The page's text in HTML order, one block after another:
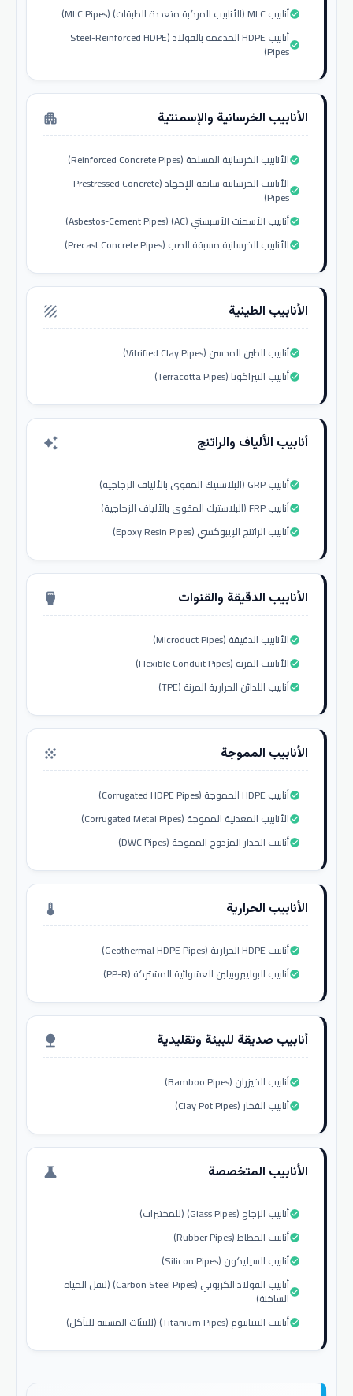
أنابيب MLC (الأنابيب المركبة متعددة الطبقات) (MLC Pipes)check_circle
أنابيب HDPE المدعمة بالفولاذ (Steel-Reinforced HDPE
Pipes)check_circle
الأنابيب الخرسانية والإسمنتية apartment
الأنابيب الخرسانية المسلحة (Reinforced Concrete Pipes)check_circle
الأنابيب الخرسانية سابقة الإجهاد (Prestressed Concrete
Pipes)check_circle
أنابيب الأسمنت الأسبستي (AC) (Asbestos-Cement Pipes)check_circle
الأنابيب الخرسانية مسبقة الصب (Precast Concrete Pipes)check_circle
الأنابيب الطينية texture
أنابيب الطين المحسن (Vitrified Clay Pipes)check_circle
أنابيب التيراكوتا (Terracotta Pipes)check_circle
أنابيب الألياف والراتنج auto_awesome
أنابيب GRP (البلاستيك المقوى بالألياف الزجاجية)check_circle
أنابيب FRP (البلاستيك المقوى بالألياف الزجاجية)check_circle
أنابيب الراتنج الإيبوكسي (Epoxy Resin Pipes)check_circle
الأنابيب الدقيقة والقنوات settings_input_hdmi
الأنابيب الدقيقة (Microduct Pipes)check_circle
الأنابيب المرنة (Flexible Conduit Pipes)check_circle
أنابيب اللدائن الحرارية المرنة (TPE)check_circle
الأنابيب المموجة grain
أنابيب HDPE المموجة (Corrugated HDPE Pipes)check_circle
الأنابيب المعدنية المموجة (Corrugated Metal Pipes)check_circle
أنابيب الجدار المزدوج المموجة (DWC Pipes)check_circle
الأنابيب الحرارية thermostat
أنابيب HDPE الحرارية (Geothermal HDPE Pipes)check_circle
أنابيب البوليبروبيلين العشوائية المشتركة (PP-R)check_circle
أنابيب صديقة للبيئة وتقليدية nature
أنابيب الخيزران (Bamboo Pipes)check_circle
أنابيب الفخار (Clay Pot Pipes)check_circle
الأنابيب المتخصصة science
أنابيب الزجاج (Glass Pipes) (للمختبرات)check_circle
أنابيب المطاط (Rubber Pipes)check_circle
أنابيب السيليكون (Silicon Pipes)check_circle
أنابيب الفولاذ الكربوني (Carbon Steel Pipes) (لنقل المياه
الساخنة)check_circle
أنابيب التيتانيوم (Titanium Pipes) (للبيئات المسببة للتآكل)check_circle